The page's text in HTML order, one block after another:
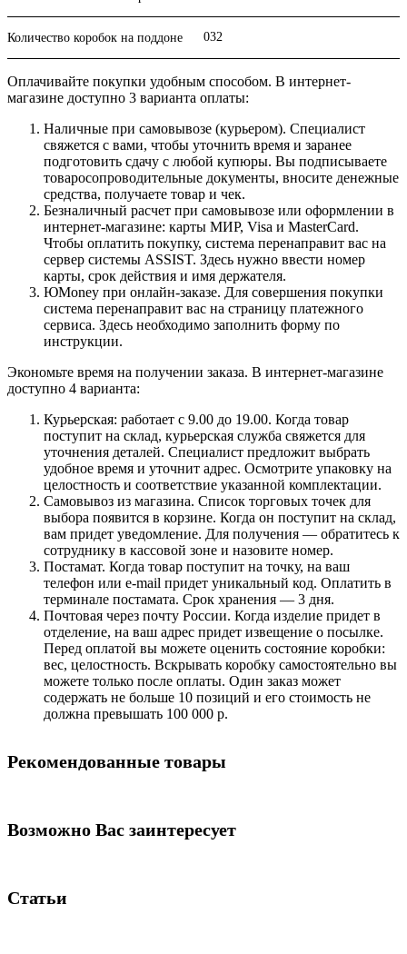
Количество коробок на поддоне 032
Оплачивайте покупки удобным способом. В интернет-
магазине доступно 3 варианта оплаты:
Наличные при самовывозе (курьером). Специалист
свяжется с вами, чтобы уточнить время и заранее
подготовить сдачу с любой купюры. Вы подписываете
товаросопроводительные документы, вносите денежные
средства, получаете товар и чек.
Безналичный расчет при самовывозе или оформлении в
интернет-магазине: карты МИР, Visa и MasterCard.
Чтобы оплатить покупку, система перенаправит вас на
сервер системы ASSIST. Здесь нужно ввести номер
карты, срок действия и имя держателя.
ЮMoney при онлайн-заказе. Для совершения покупки
система перенаправит вас на страницу платежного
сервиса. Здесь необходимо заполнить форму по
инструкции.
Экономьте время на получении заказа. В интернет-магазине
доступно 4 варианта:
Курьерская: работает с 9.00 до 19.00. Когда товар
поступит на склад, курьерская служба свяжется для
уточнения деталей. Специалист предложит выбрать
удобное время и уточнит адрес. Осмотрите упаковку на
целостность и соответствие указанной комплектации.
Самовывоз из магазина. Список торговых точек для
выбора появится в корзине. Когда он поступит на склад,
вам придет уведомление. Для получения — обратитесь к
сотруднику в кассовой зоне и назовите номер.
Постамат. Когда товар поступит на точку, на ваш
телефон или e-mail придет уникальный код. Оплатить в
терминале постамата. Срок хранения — 3 дня.
Почтовая через почту России. Когда изделие придет в
отделение, на ваш адрес придет извещение о посылке.
Перед оплатой вы можете оценить состояние коробки:
вес, целостность. Вскрывать коробку самостоятельно вы
можете только после оплаты. Один заказ может
содержать не больше 10 позиций и его стоимость не
должна превышать 100 000 р.
Рекомендованные товары
Возможно Вас заинтересует
Статьи